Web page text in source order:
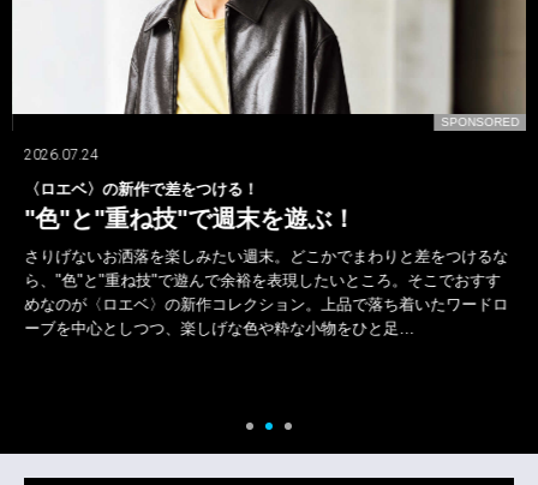
SPONSORED
2026.07.24
〈ロエベ〉の新作で差をつける！
"色"と"重ね技"で週末を遊ぶ！
さりげないお洒落を楽しみたい週末。どこかでまわりと差をつけるな
ら、"色"と"重ね技"で遊んで余裕を表現したいところ。そこでおすす
めなのが〈ロエベ〉の新作コレクション。上品で落ち着いたワードロ
ーブを中心としつつ、楽しげな色や粋な小物をひと足…